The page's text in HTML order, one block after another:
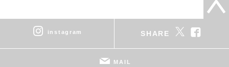
instagram SHARE
MAIL